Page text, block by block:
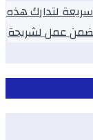
لتدارك هذه
عمل لشريحة